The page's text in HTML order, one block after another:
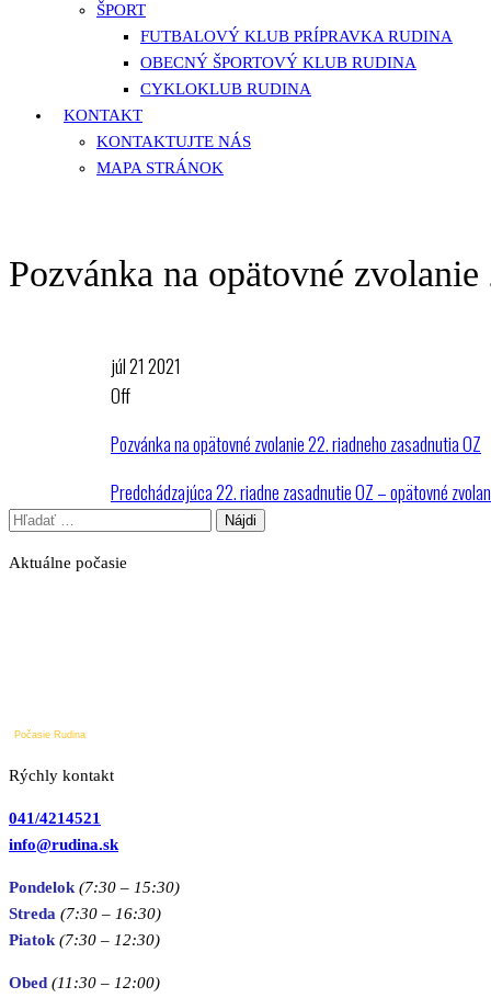
ŠPORT
FUTBALOVÝ KLUB PRÍPRAVKA RUDINA
OBECNÝ ŠPORTOVÝ KLUB RUDINA
CYKLOKLUB RUDINA
KONTAKT
KONTAKTUJTE NÁS
MAPA STRÁNOK
Pozvánka na opätovné
júl21 2021
Off
Pozvánka na opätovné zvolanie 22. riadneho zasadnutia OZ
Navigácia
v
Predchádzajúci
Predchádzajúca22. riadne zasadnutie OZ – opätovné
Hľadať:
Aktuálne počasie
Počasie Rudina
Rýchly kontakt
041/4214521
info@rudina.sk
Pondelok (7:30 – 15:30)
Streda (7:30 – 16:30)
Piatok (7:30 – 12:30)
Obed (11:30 – 12:00)